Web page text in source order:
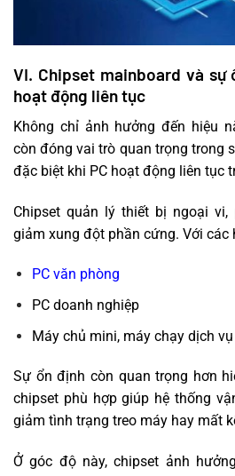
VI. Chipset mainboard và sự
hoạt động liên tục
Không chỉ ảnh hưởng đến hiệu
còn đóng vai trò quan trọng trong
đặc biệt khi PC hoạt động liên tục
Chipset quản lý thiết bị ngoại
giảm xung đột phần cứng. Với các
PC văn phòng
PC doanh nghiệp
Máy chủ mini, máy chạy dịch vụ
Sự ổn định còn quan trọng hơn
chipset phù hợp giúp hệ thống
giảm tình trạng treo máy hay mất
Ở góc độ này, chipset ảnh